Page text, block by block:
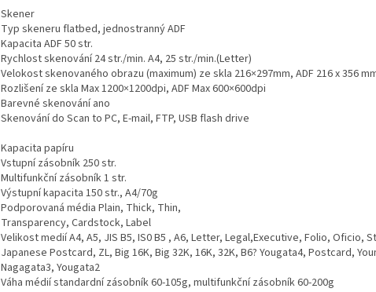
Skener
Typ skeneru flatbed, jednostranný ADF
Kapacita ADF 50 str.
Rychlost skenování 24 str./min. A4, 25 str./min.(Letter)
Velokost skenovaného obrazu (maximum) ze skla 216×297mm, ADF 216 x 356
Rozlišení ze skla Max 1200×1200dpi, ADF Max 600×600dpi
Barevné skenování ano
Skenování do Scan to PC, E-mail, FTP, USB flash drive
Kapacita papíru
Vstupní zásobník 250 str.
Multifunkční zásobník 1 str.
Výstupní kapacita 150 str., A4/70g
Podporovaná média Plain, Thick, Thin,
Transparency, Cardstock, Label
Velikost medií A4, A5, JIS B5, IS0 B5 , A6, Letter, Legal,Executive, Folio, Oficio,
Japanese Postcard, ZL, Big 16K, Big 32K, 16K, 32K, B6? Yougata4, Postcard,
Nagagata3, Yougata2
Váha médií standardní zásobník 60-105g, multifunkční zásobník 60-200g